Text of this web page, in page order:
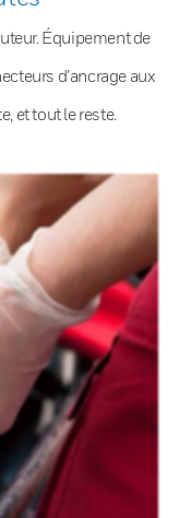
Équipement de
d’ancrage aux
et tout le reste.